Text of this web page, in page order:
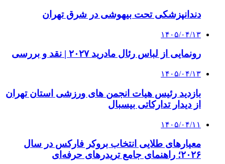
دندانپزشکی تحت بیهوشی در شرق تهران
۱۴۰۵/۰۴/۱۳
رونمایی از لباس رئال مادرید ۲۰۲۷ | نقد و بررسی
۱۴۰۵/۰۴/۱۳
بازدید رئیس هیات انجمن های ورزشی استان تهران
از دیدار تدارکاتی بیسبال
۱۴۰۵/۰۴/۱۱
معیارهای طلایی انتخاب بروکر فارکس در سال
۲۰۲۶؛ راهنمای جامع تریدرهای حرفه‌ای